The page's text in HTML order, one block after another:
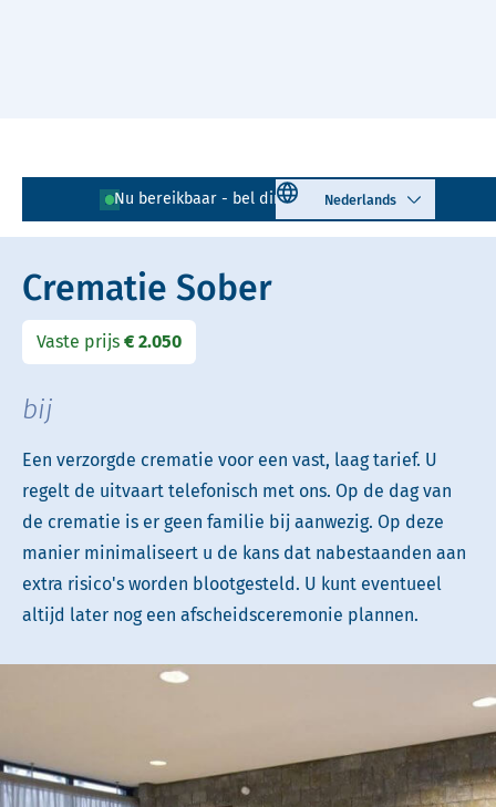
Nu bereikbaar - bel direct! 010 - 268 05 85
Select language
Lees voor Uitleg woorden
Simpele tekst
Crematie Sober
Vaste prijs € 2.050
bij
Een verzorgde crematie voor een vast, laag tarief. U
regelt de uitvaart telefonisch met ons. Op de dag van
de crematie is er geen familie bij aanwezig. Op deze
manier minimaliseert u de kans dat nabestaanden aan
extra risico's worden blootgesteld. U kunt eventueel
altijd later nog een afscheidsceremonie plannen.